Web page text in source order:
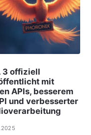
3 offiziell
mit
APIs, besserem
und verbesserter